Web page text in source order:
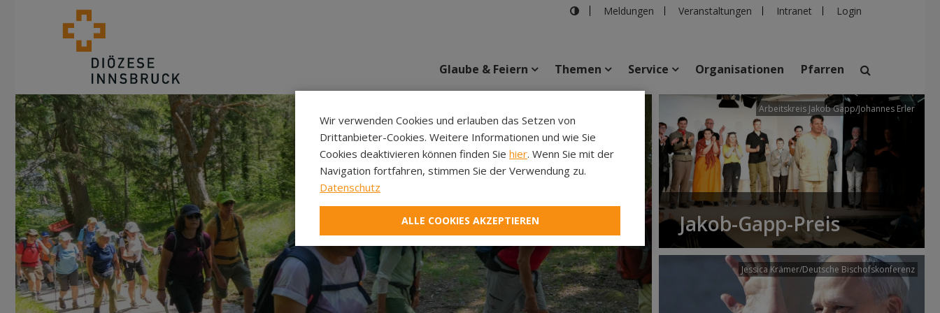
Meldungen Veranstaltungen Intranet Login
suchen
Veranstaltungen Personen Pfarren Einrichtungen
Glaube & Feiern Themen Service Organisationen Pfarren
Arbeitskreis Jakob Gapp/Johannes Erler
Jakob-Gapp-Preis
Jessica Krämer/Deutsche Bischofskonferenz
Wir verwenden Cookies und erlauben das Setzen von
Drittanbieter-Cookies. Weitere Informationen und wie Sie
Cookies deaktivieren können finden Sie hier. Wenn Sie mit der
Navigation fortfahren, stimmen Sie der Verwendung zu.
Datenschutz
ALLE COOKIES AKZEPTIEREN